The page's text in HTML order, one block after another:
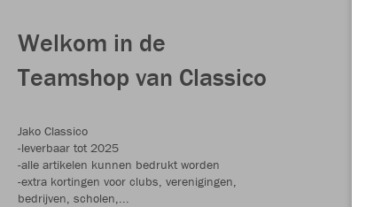
Welkom in de
Teamshop van Classico
Jako Classico
-leverbaar tot 2025
-alle artikelen kunnen bedrukt worden
-extra kortingen voor clubs, verenigingen,
bedrijven, scholen,...